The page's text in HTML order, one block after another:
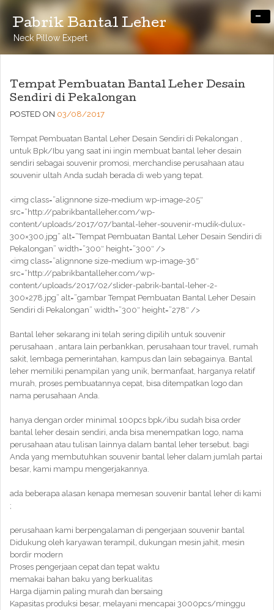
Pabrik Bantal Leher
Neck Pillow Expert
-
Tempat Pembuatan Bantal Leher Desain
Sendiri di Pekalongan
POSTED ON 03/08/2017
Tempat Pembuatan Bantal Leher Desain Sendiri di Pekalongan ,
untuk Bpk/Ibu yang saat ini ingin membuat bantal leher desain
sendiri sebagai souvenir promosi, merchandise perusahaan atau
souvenir ultah Anda sudah berada di web yang tepat.
<img class=”alignnone size-medium wp-image-205″
src=”http://pabrikbantalleher.com/wp-
content/uploads/2017/07/bantal-leher-souvenir-mudik-dulux-
300×300.jpg” alt=”Tempat Pembuatan Bantal Leher Desain Sendiri di
Pekalongan” width=”300″ height=”300″ />
<img class=”alignnone size-medium wp-image-36″
src=”http://pabrikbantalleher.com/wp-
content/uploads/2017/02/slider-pabrik-bantal-leher-2-
300×278.jpg” alt=”gambar Tempat Pembuatan Bantal Leher Desain
Sendiri di Pekalongan” width=”300″ height=”278″ />
Bantal leher sekarang ini telah sering dipilih untuk souvenir
perusahaan , antara lain perbankkan, perusahaan tour travel, rumah
sakit, lembaga pemerintahan, kampus dan lain sebagainya. Bantal
leher memiliki penampilan yang unik, bermanfaat, harganya relatif
murah, proses pembuatannya cepat, bisa ditempatkan logo dan
nama perusahaan Anda.
hanya dengan order minimal 100pcs bpk/ibu sudah bisa order
bantal leher desain sendiri, anda bisa menempatkan logo, nama
perusahaan atau tulisan lainnya dalam bantal leher tersebut. bagi
Anda yang membutuhkan souvenir bantal leher dalam jumlah partai
besar, kami mampu mengerjakannya.
ada beberapa alasan kenapa memesan souvenir bantal leher di kami
;
perusahaan kami berpengalaman di pengerjaan souvenir bantal
Didukung oleh karyawan terampil, dukungan mesin jahit, mesin
bordir modern
Proses pengerjaan cepat dan tepat waktu
memakai bahan baku yang berkualitas
Harga dijamin paling murah dan bersaing
Kapasitas produksi besar, melayani mencapai 3000pcs/minggu